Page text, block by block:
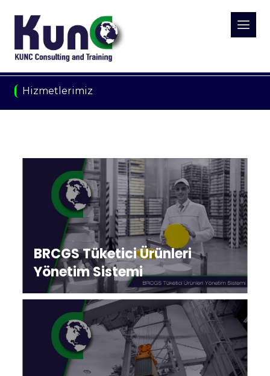
Hizmetlerimiz
BRCGS Tüketici Ürünleri
Yönetim Sistemi